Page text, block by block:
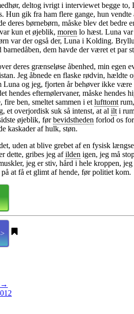
deltog ivrigt i interviewet begge
Hun gik fra ham flere gange, hun
deres børnebørn, måske blev det
kun et øjeblik, moren lo hæst. Luna var
var der også der, Luna i Kolding.
barnedåben, dem havde der været et par
deres grænseløse åbenhed, min egen
Jeg åbnede en flaske rødvin, hældte
Luna og jeg, fjorten år behøver ikke
hendes efternølervaner, måske
fire ben, smeltet sammen i et lufttomt
et overjordisk suk så intenst, at al ilt i
øjeblik, førbevidstheden forlod os
kaskader af hulk, støn.
uden at blive grebet af en fysisk
dette, gribes jeg afilden igen, jeg må
jeg er stiv, hård i hele kroppen,
at få et glimt af hende, før politiet kom.
→